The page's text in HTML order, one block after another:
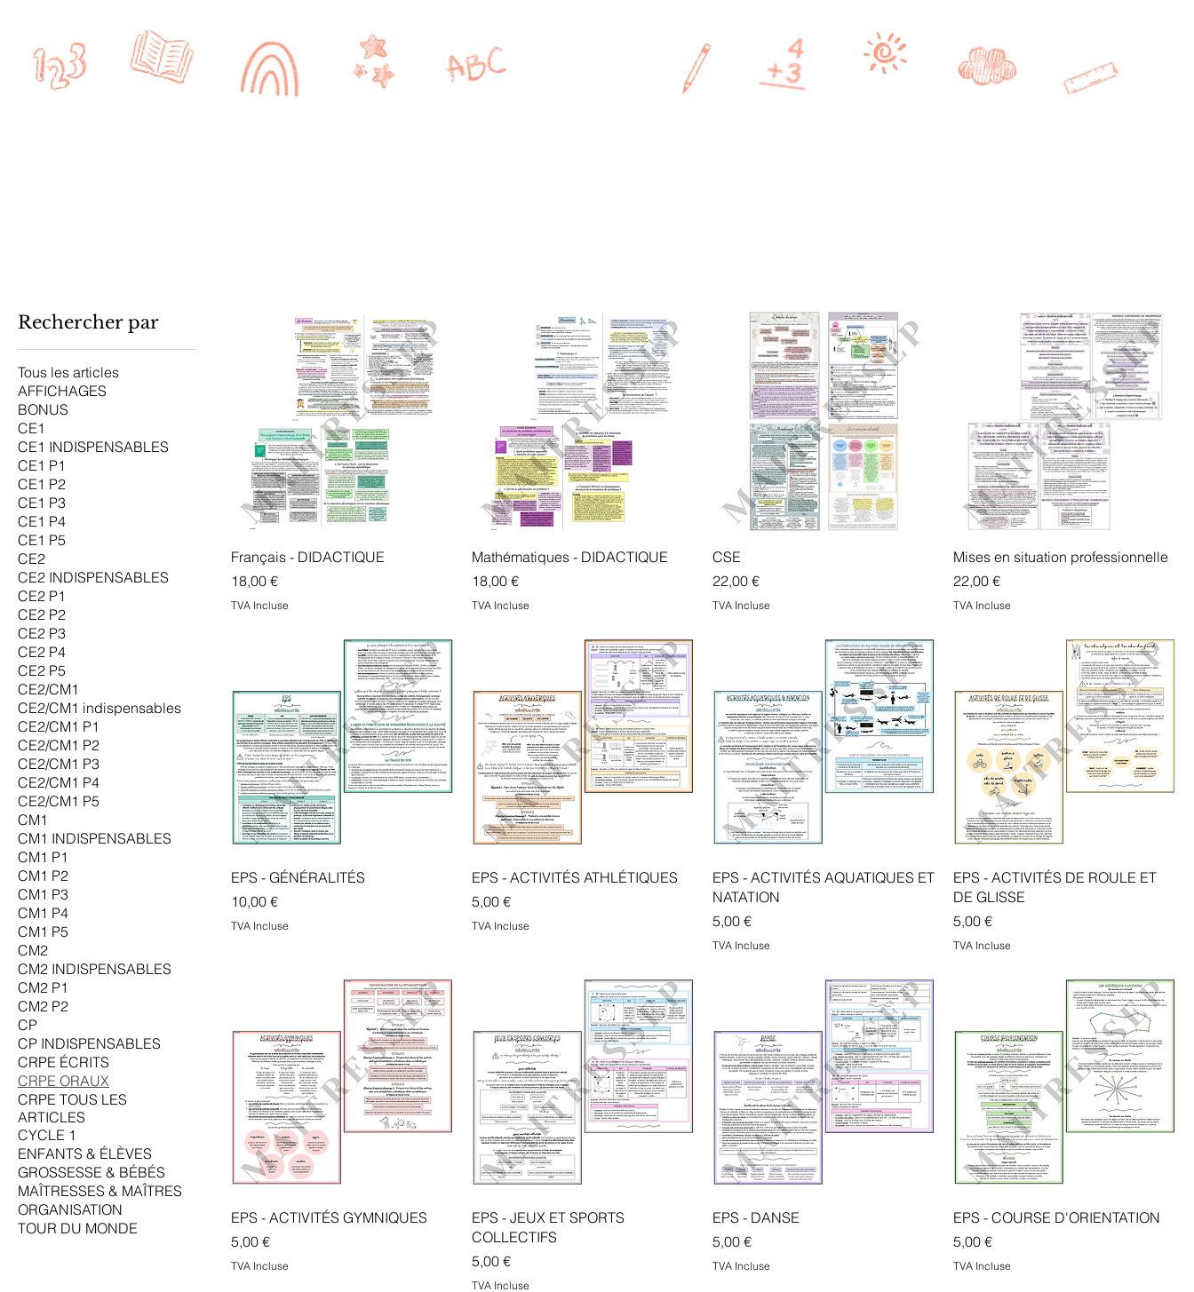
Rechercher par
Tous les articles
AFFICHAGES
BONUS
CE1
CE1 INDISPENSABLES
CE1 P1
CE1 P2
CE1 P3
CE1 P4
CE1 P5
CE2
CE2 INDISPENSABLES
CE2 P1
CE2 P2
CE2 P3
CE2 P4
CE2 P5
CE2/CM1
CE2/CM1 indispensables
CE2/CM1 P1
CE2/CM1 P2
CE2/CM1 P3
CE2/CM1 P4
CE2/CM1 P5
CM1
CM1 INDISPENSABLES
CM1 P1
CM1 P2
CM1 P3
CM1 P4
CM1 P5
CM2
CM2 INDISPENSABLES
CM2 P1
CM2 P2
CP
CP INDISPENSABLES
CRPE ÉCRITS
CRPE ORAUX
CRPE TOUS LES
ARTICLES
CYCLE 1
ENFANTS & ÉLÈVES
GROSSESSE & BÉBÉS
MAÎTRESSES & MAÎTRES
ORGANISATION
TOUR DU MONDE
Français - DIDACTIQUE
Prix
18,00 €
TVA Incluse
Mathématiques - DIDACTIQUE
Prix
18,00 €
TVA Incluse
CSE
Prix
22,00 €
TVA Incluse
Mises en situation professionnelle
Prix
22,00 €
TVA Incluse
EPS - GÉNÉRALITÉS
Prix
10,00 €
TVA Incluse
EPS - ACTIVITÉS ATHLÉTIQUES
Prix
5,00 €
TVA Incluse
EPS - ACTIVITÉS AQUATIQUES ET
NATATION
Prix
5,00 €
TVA Incluse
EPS - ACTIVITÉS DE ROULE ET
DE GLISSE
Prix
5,00 €
TVA Incluse
EPS - ACTIVITÉS GYMNIQUES
Prix
5,00 €
TVA Incluse
EPS - JEUX ET SPORTS
COLLECTIFS
Prix
5,00 €
TVA Incluse
EPS - DANSE
Prix
5,00 €
TVA Incluse
EPS - COURSE D'ORIENTATION
Prix
5,00 €
TVA Incluse